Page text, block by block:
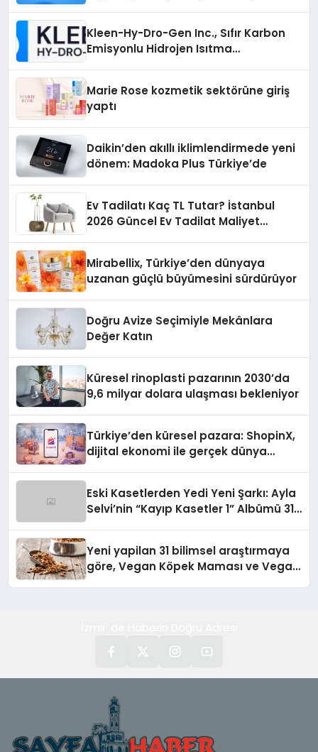
Kleen-Hy-Dro-Gen Inc., Sıfır Karbon
Emisyonlu Hidrojen Isıtma
Marie Rose kozmetik sektörüne giriş
yaptı
Daikin’den akıllı iklimlendirmede yeni
dönem: Madoka Plus Türkiye’de
Ev Tadilatı Kaç TL Tutar? İstanbul
2026 Güncel Ev Tadilat Maliyet
Mirabellix, Türkiye’den dünyaya
uzanan güçlü büyümesini sürdürüyor
Doğru Avize Seçimiyle Mekânlara
Değer Katın
Küresel rinoplasti pazarının 2030’da
9,6 milyar dolara ulaşması bekleniyor
Türkiye’den küresel pazara: ShopinX,
dijital ekonomi ile gerçek dünya
Eski Kasetlerden Yedi Yeni Şarkı: Ayla
Selvi’nin “Kayıp Kasetler 1” Albümü 31
Yeni yapilan 31 bilimsel araştırmaya
göre, Vegan Köpek Maması ve Vegan